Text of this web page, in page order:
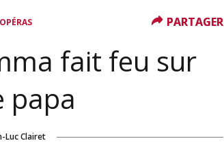
OPÉRAS
fait feu sur
papa
Luc Clairet
PARTAGER
PARTAGER